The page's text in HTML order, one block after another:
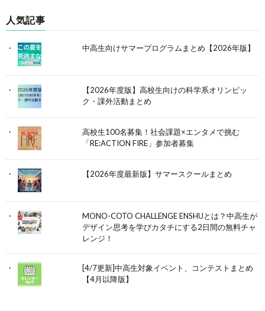
人気記事
中高生向けサマープログラムまとめ【2026年版】
【2026年度版】高校生向けの科学系オリンピッ
ク・課外活動まとめ
高校生100名募集！社会課題×エンタメで挑む
「RE:ACTION FIRE」参加者募集
【2026年度最新版】サマースクールまとめ
MONO-COTO CHALLENGE ENSHUとは？中高生が
デザイン思考を学びカタチにする2日間の無料チャ
レンジ！
[4/7更新]中高生対象イベント、コンテストまとめ
【4月以降版】